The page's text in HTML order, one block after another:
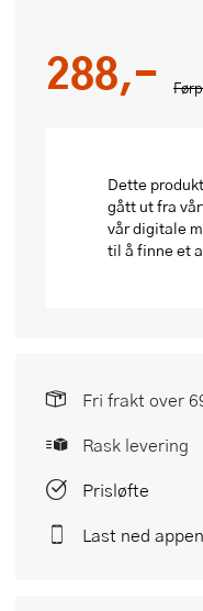
288,-
Dette
gått ut fra
vår digitale
til å finne et
Fri frakt over
Rask levering
Prisløfte
Last ned